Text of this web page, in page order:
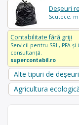
Deșeuri
Scutece,
Contabilitate fără griji
Servicii pentru SRL, PFA
consultanță.
supercontabil.ro
Alte tipuri de deșeuri
Agricultura